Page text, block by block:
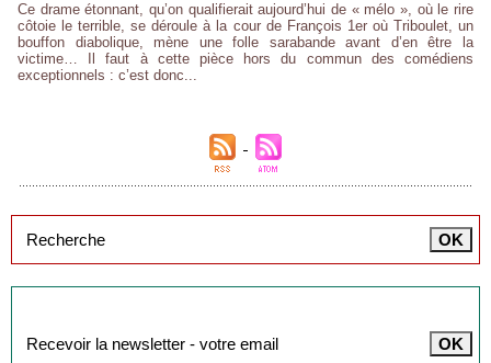
Ce drame étonnant, qu’on qualifierait aujourd’hui de « mélo », où le rire
côtoie le terrible, se déroule à la cour de François 1er où Triboulet, un
bouffon diabolique, mène une folle sarabande avant d’en être la
victime… Il faut à cette pièce hors du commun des comédiens
exceptionnels : c’est donc...